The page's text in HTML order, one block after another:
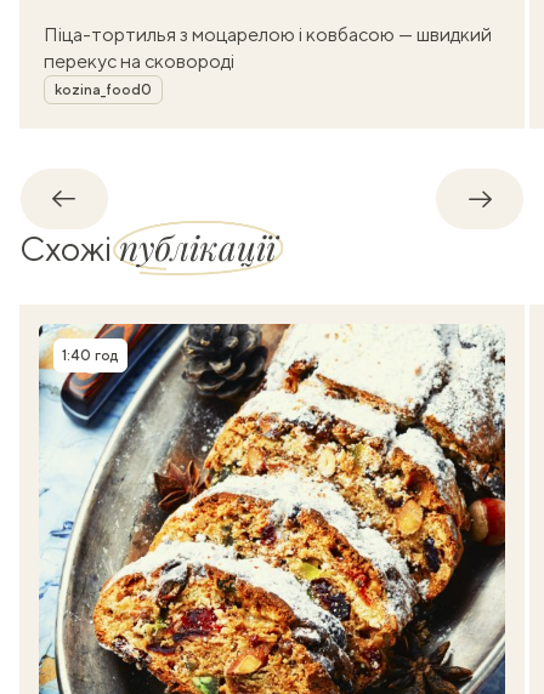
Піца-тортилья з моцарелою і ковбасою — швидкий
перекус на сковороді
Автор
kozina_food0
Назад
Схожіпублікації
Час приготування
1:40 год